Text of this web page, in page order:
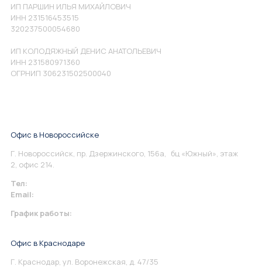
ИП ПАРШИН ИЛЬЯ МИХАЙЛОВИЧ
ИНН 231516453515
320237500054680
ИП КОЛОДЯЖНЫЙ ДЕНИС АНАТОЛЬЕВИЧ
ИНН 231580971360
ОГРНИП 306231502500040
Офис в Новороссийске
Г. Новороссийск, пр. Дзержинского, 156а, бц «Южный», этаж
2, офис 214.
Тел:
Email:
График работы:
Офис в Краснодаре
Г. Краснодар, ул. Воронежская, д. 47/35